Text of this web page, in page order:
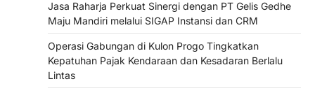
Jasa Raharja Perkuat Sinergi dengan PT Gelis Gedhe
Maju Mandiri melalui SIGAP Instansi dan CRM
Operasi Gabungan di Kulon Progo Tingkatkan
Kepatuhan Pajak Kendaraan dan Kesadaran Berlalu
Lintas